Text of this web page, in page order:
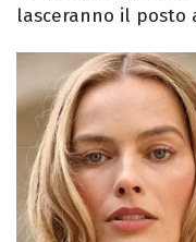
lasceranno il posto